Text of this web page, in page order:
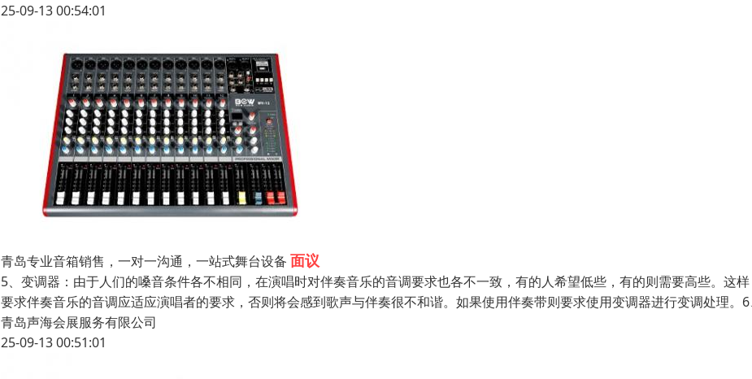
25-09-13 00:54:01
青岛专业音箱销售，一对一沟通，一站式舞台设备 面议
5、变调器：由于人们的嗓音条件各不相同，在演唱时对伴奏音乐的音调要求也各不一致，有的人希望低些，有的则需要高些。这
要求伴奏音乐的音调应适应演唱者的要求，否则将会感到歌声与伴奏很不和谐。如果使用伴奏带则要求使用变调器进行变调处理。
青岛声海会展服务有限公司
25-09-13 00:51:01